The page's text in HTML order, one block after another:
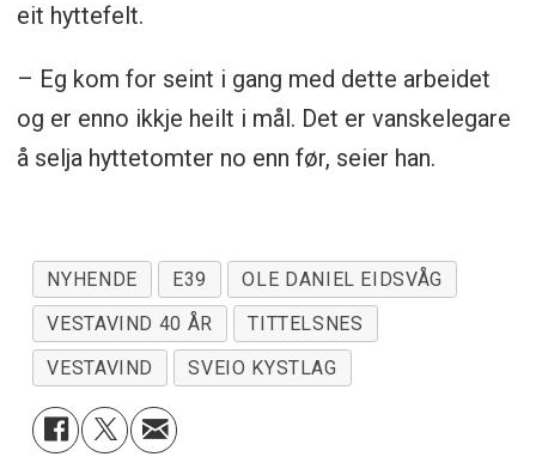
eit hyttefelt.
– Eg kom for seint i gang med dette arbeidet
og er enno ikkje heilt i mål. Det er vanskelegare
å selja hyttetomter no enn før, seier han.
NYHENDE E39
OLE DANIEL EIDSVÅG
VESTAVIND 40 ÅR
TITTELSNES
VESTAVIND
SVEIO KYSTLAG